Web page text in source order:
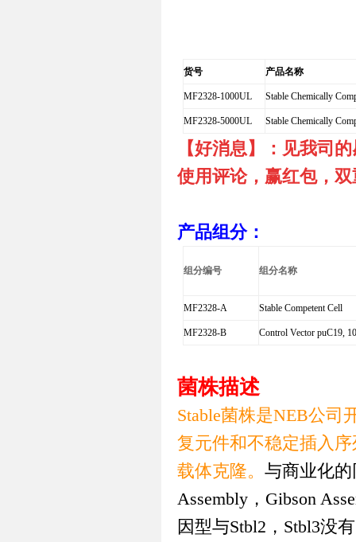
货号 产品名称
MF2328-1000UL Stable Chemically
MF2328-5000UL Stable Chemically
【好消息】：见我司的
使用评论，赢红包，
产品组分：
组分编号 组分名称
MF2328-A Stable Competent Cell
MF2328-B Control Vector puC19,
菌株描述
Stable菌株是NEB公司
复元件和不稳定插入
载体克隆。 与商业化
Assembly ， Gibson
因型与Stbl2 ， Stbl3没